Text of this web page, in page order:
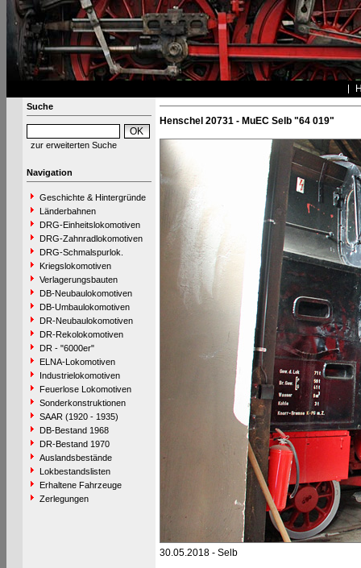
Suche
zur erweiterten Suche
Navigation
Geschichte & Hintergründe
Länderbahnen
DRG-Einheitslokomotiven
DRG-Zahnradlokomotiven
DRG-Schmalspurlok.
Kriegslokomotiven
Verlagerungsbauten
DB-Neubaulokomotiven
DB-Umbaulokomotiven
DR-Neubaulokomotiven
DR-Rekolokomotiven
DR - "6000er"
ELNA-Lokomotiven
Industrielokomotiven
Feuerlose Lokomotiven
Sonderkonstruktionen
SAAR (1920 - 1935)
DB-Bestand 1968
DR-Bestand 1970
Auslandsbestände
Lokbestandslisten
Erhaltene Fahrzeuge
Zerlegungen
Henschel 20731 - MuEC Selb "64 019"
30.05.2018 - Selb